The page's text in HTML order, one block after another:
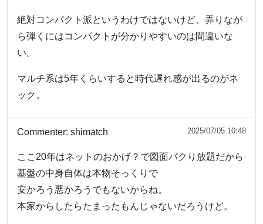
絶対コンパクト派というわけではないけど、弄りなが
ら弾くにはコンパクトが分かりやすいのは間違いな
い。
マルチ系は5年くらいすると時代遅れ感が出るのがネ
ック。
Commenter: shimatch 2025/07/05 10:48
ここ20年はネットのおかげ？で図面パクり放題だから
基盤の中身自体は本物そっくりで
安かろう悪かろうでもないからね。
本家からしたらたまったもんじゃないだろうけど。